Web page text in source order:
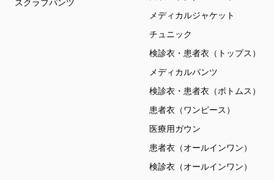
スクラブパンツ
メディカルジャケット
チュニック
検診衣・患者衣（トップス）
メディカルパンツ
検診衣・患者衣（ボトムス）
患者衣（ワンピース）
医療用ガウン
患者衣（オールインワン）
検診衣（オールインワン）